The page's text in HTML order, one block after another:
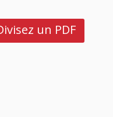
un PDF